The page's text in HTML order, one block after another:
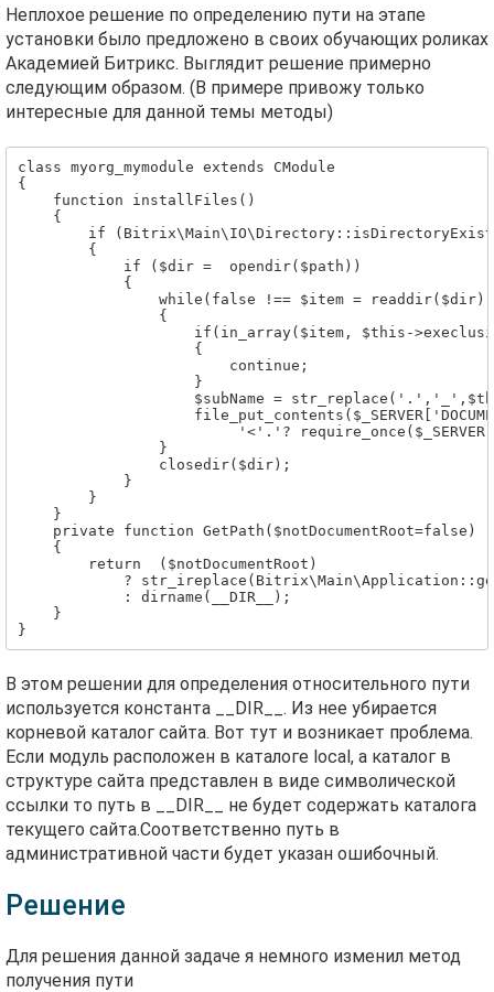
Неплохое решение по определению пути на этапе
установки было предложено в своих обучающих роликах
Академией Битрикс. Выглядит решение примерно
следующим образом. (В примере привожу только
интересные для данной темы методы)
class myorg_mymodule extends CModule
{
    function installFiles()
    {
if
        {
            if ($dir =  opendir($path))
            {
                while(false !== $item = readdir($dir))
                {
if(in_array($item, $this-
                    {
                        continue;
                    }
$subName =
'<'.'?
                }
                closedir($dir);
            }
        }
    }
    private function GetPath($notDocumentRoot=false)
    {
        return  ($notDocumentRoot)
?
            : dirname(__DIR__);
    }
В этом решении для определения относительного пути
используется константа __DIR__. Из нее убирается
корневой каталог сайта. Вот тут и возникает проблема.
Если модуль расположен в каталоге local, а каталог в
структуре сайта представлен в виде символической
ссылки то путь в __DIR__ не будет содержать каталога
текущего сайта.Соответственно путь в
административной части будет указан ошибочный.
Решение
Для решения данной задаче я немного изменил метод
получения пути